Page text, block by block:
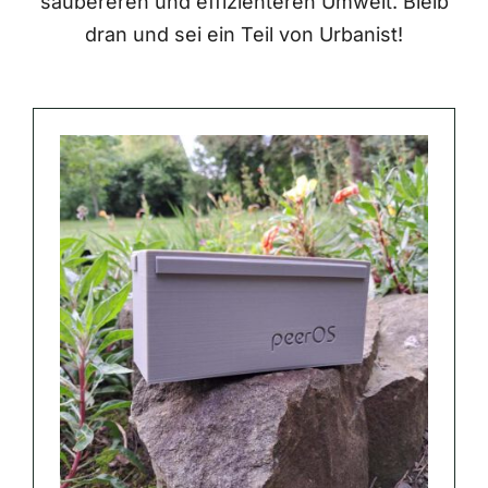
dran und sei ein Teil von Urbanist!